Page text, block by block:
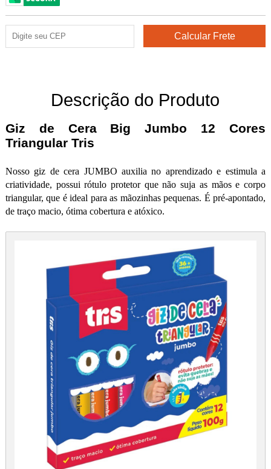
Descrição do Produto
Giz de Cera Big Jumbo 12 Cores
Triangular Tris
Nosso giz de cera JUMBO auxilia no aprendizado e estimula a
criatividade, possui rótulo protetor que não suja as mãos e corpo
triangular, que é ideal para as mãozinhas pequenas. É pré-apontado,
de traço macio, ótima cobertura e atóxico.